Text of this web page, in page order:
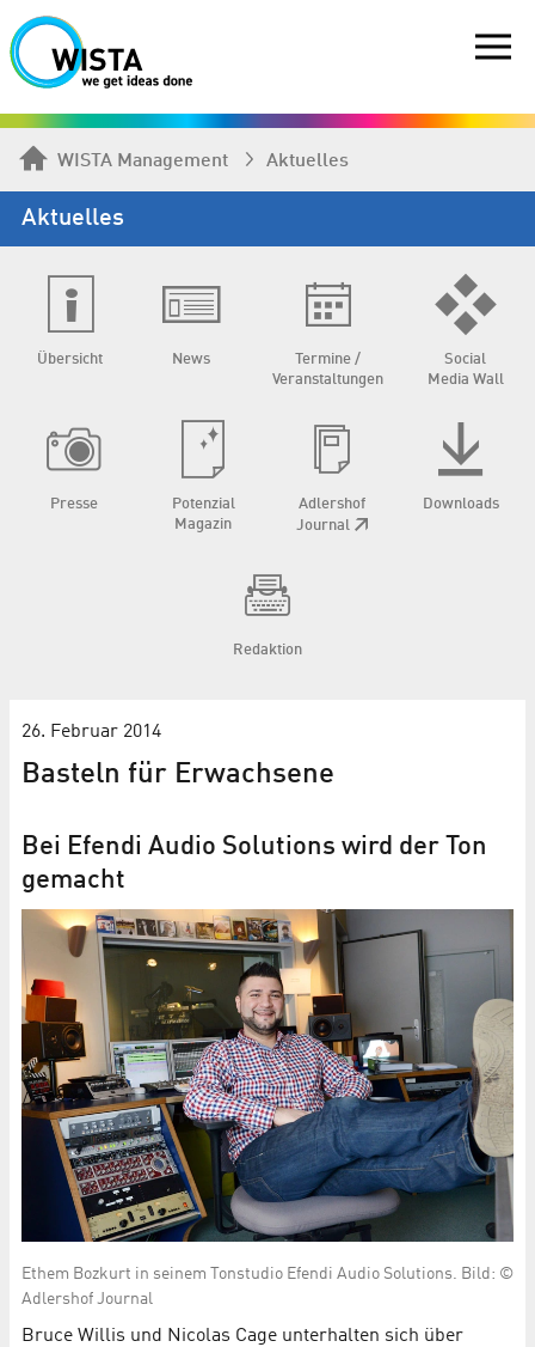
WISTA Management Aktuelles
Aktuelles
Übersicht News
Termine /
Veranstaltungen
Social
Media Wall
Presse
Potenzial
Magazin
Adlershof
Journal
Downloads
Redaktion
26. Februar 2014
Basteln für Erwachsene
Bei Efendi Audio Solutions wird der Ton
gemacht
Ethem Bozkurt in seinem Tonstudio Efendi Audio Solutions. Bild: ©
Adlershof Journal
Bruce Willis und Nicolas Cage unterhalten sich über